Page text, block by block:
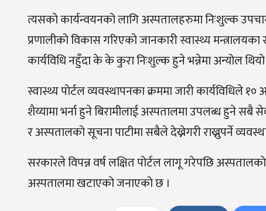
त्यसको कार्यन्वयनको लागि अस्पतालहरुमा निःशुल्क
प्रणालीको विकास गरिएको जानकारी स्वास्थ्य
कार्यविधि नहुँदा के के कुरा निःशुल्क हुने भन्नेमा अन्योल
स्वास्थ्य पोर्टल व्यवस्थापनका क्रममा जारी कार्यविधिले
शैय्यामा भर्ना हुने बिरामीलाई अस्पतालमा उपलब्ध हुने सबै
र अस्पतालको सूचना पाटीमा सबैले देख्नेगरी राख्नुपर्ने
सरकारले विपन्न वर्ष लक्षित पोर्टल लागू गरेपछि
अस्पतालमा खटाएको जनाएको छ ।